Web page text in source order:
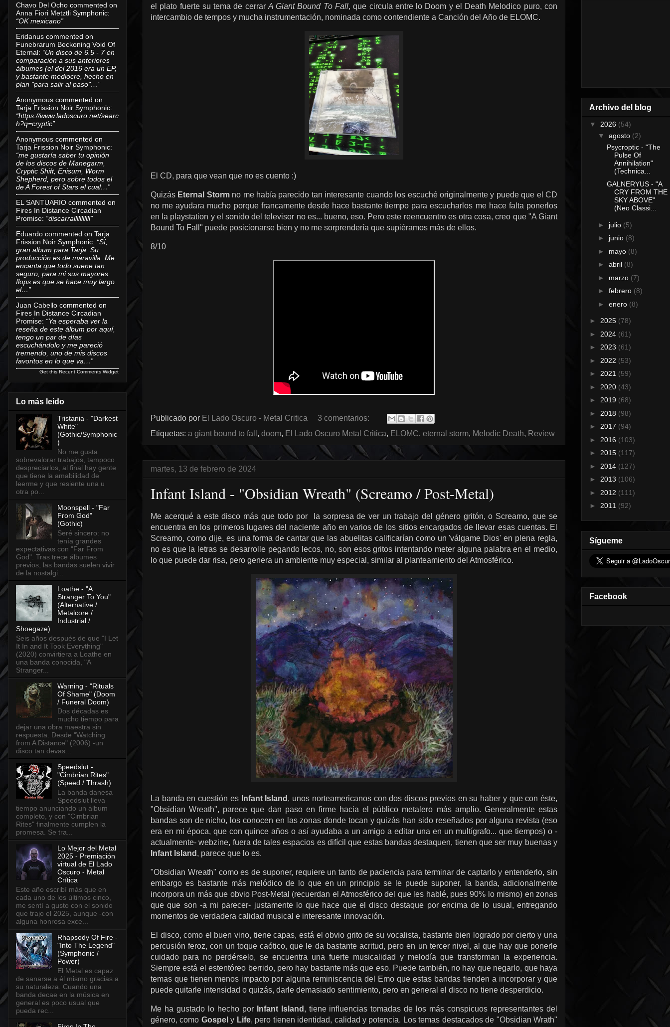
el plato fuerte su tema de cerrar A Giant Bound To Fall, que circula entre lo Doom y el Death Melodico puro, con
intercambio de tempos y mucha instrumentación, nominada como contendiente a Canción del Año de ELOMC.
El CD, para que vean que no es cuento :)
Quizás Eternal Stormno me había parecido tan interesante cuando los escuché originalmente y puede que el CD
no me ayudara mucho porque francamente desde hace bastante tiempo para escucharlos me hace falta ponerlos
en la playstation y el sonido del televisor no es... bueno, eso. Pero este reencuentro es otra cosa, creo que "A Giant
Bound To Fall" puede posicionarse bien y no me sorprendería que supiéramos más de ellos.
8/10
Publicado por El Lado Oscuro - Metal Critica
3 comentarios:
Etiquetas: a giant bound to fall , doom, El Lado Oscuro Metal Critica, ELOMC, eternal storm, Melodic Death, Review
martes, 13 de febrero de 2024
Infant Island - "Obsidian Wreath" (Screamo / Post-Metal)
Me acerqué a este disco más que todo por la sorpresa de ver un trabajo del género gritón, o Screamo, que se
encuentra en los primeros lugares del naciente año en varios de los sitios encargados de llevar esas cuentas. El
Screamo, como dije, es una forma de cantar que las abuelitas calificarían como un 'válgame Dios' en plena regla,
no es que la letras se desarrolle pegando lecos, no, son esos gritos intentando meter alguna palabra en el medio,
lo que puede dar risa, pero genera un ambiente muy especial, similar al planteamiento del Atmosférico.
La banda en cuestión es Infant Island , unos norteamericanos con dos discos previos en su haber y que con éste,
"Obsidian Wreath", parece que dan paso en firme hacia el público metalero más amplio. Generalmente estas
bandas son de nicho, los conocen en las zonas donde tocan y quizás han sido reseñados por alguna revista (eso
era en mi época, que con quince años o así ayudaba a un amigo a editar una en un multígrafo... que tiempos) o -
actualmente- webzine, fuera de tales espacios es difícil que estas bandas destaquen, tienen que ser muy buenas y
Infant Island , parece que lo es.
"Obsidian Wreath" como es de suponer, requiere un tanto de paciencia para terminar de captarlo y entenderlo, sin
embargo es bastante más melódico de lo que en un principio se le puede suponer, la banda, adicionalmente
incorpora un más que obvio Post-Metal (recuerdan el Atmosférico del que les hablé, pues 90% lo mismo) en zonas
que que son -a mi parecer- justamente lo que hace que el disco destaque por encima de lo usual, entregando
momentos de verdadera calidad musical e interesante innovación.
El disco, como el buen vino, tiene capas, está el obvio grito de su vocalista, bastante bien logrado por cierto y una
percusión feroz, con un toque caótico, que le da bastante acritud, pero en un tercer nivel, al que hay que ponerle
cuidado para no perdérselo, se encuentra una fuerte musicalidad y melodía que transforman la experiencia.
Siempre está el estentóreo berrido, pero hay bastante más que eso. Puede también, no hay que negarlo, que haya
temas que tienen menos impacto por alguna reminiscencia del Emo que estas bandas tienden a incorporar y que
puede quitarle intensidad o quizás, darle demasiado sentimiento, pero en general el disco no tiene desperdicio.
Me ha gustado lo hecho por Infant Island , tiene influencias tomadas de los más conspicuos representantes del
género, como Gospel y Life, pero tienen identidad, calidad y potencia. Los temas destacados de "Obsidian Wrath"
Chavo Del Ocho commented on
Anna Fiori Metztli Symphonic:
“OK mexicano”
Eridanus commented on
Funebrarum Beckoning Void Of
Eternal: “Un disco de 6.5 - 7 en
comparación a sus anteriores
álbumes (el del 2016 era un EP,
y bastante mediocre, hecho en
plan "para salir al paso"…”
Anonymous commented on
Tarja Frission Noir Symphonic:
“https://www.ladoscuro.net/searc
h?q=cryptic”
Anonymous commented on
Tarja Frission Noir Symphonic:
“me gustaría saber tu opinión
de los discos de Manegarm,
Cryptic Shift, Enisum, Worm
Shepherd, pero sobre todos el
de A Forest of Stars el cual…”
EL SANTUARIO commented on
Fires In Distance Circadian
Promise: “discarralllllllllll”
Eduardo commented on Tarja
Frission Noir Symphonic: “Sí,
gran album para Tarja. Su
producción es de maravilla. Me
encanta que todo suene tan
seguro, para mi sus mayores
flops es que se hace muy largo
el…”
Juan Cabello commented on
Fires In Distance Circadian
Promise: “Ya esperaba ver la
reseña de este álbum por aquí,
tengo un par de días
escuchándolo y me pareció
tremendo, uno de mis discos
favoritos en lo que va…”
Get this Recent Comments Widget
Lo más leido
Tristania - "Darkest
White"
(Gothic/Symphonic
)
No me gusta
sobrevalorar trabajos, tampoco
despreciarlos, al final hay gente
que tiene la amabilidad de
leerme y que resiente una u
otra po...
Moonspell - "Far
From God"
(Gothic)
Seré sincero: no
tenía grandes
expectativas con "Far From
God". Tras trece álbumes
previos, las bandas suelen vivir
de la nostalgi...
Loathe - "A
Stranger To You"
(Alternative /
Metalcore /
Industrial /
Shoegaze)
Seis años después de que "I Let
It In and It Took Everything"
(2020) convirtiera a Loathe en
una banda conocida, "A
Stranger...
Warning - "Rituals
Of Shame" (Doom
/ Funeral Doom)
Dos décadas es
mucho tiempo para
dejar una obra maestra sin
respuesta. Desde "Watching
from A Distance" (2006) -un
disco tan devas...
Speedslut -
"Cimbrian Rites"
(Speed / Thrash)
La banda danesa
Speedslut lleva
tiempo anunciando un álbum
completo, y con "Cimbrian
Rites" finalmente cumplen la
promesa. Se tra...
Lo Mejor del Metal
2025 - Premiación
virtual de El Lado
Oscuro - Metal
Crítica
Este año escribí más que en
cada uno de los últimos cinco,
me sentí a gusto con el sonido
que trajo el 2025, aunque -con
alguna honrosa exce...
Rhapsody Of Fire -
"Into The Legend"
(Symphonic /
Power)
El Metal es capaz
de sanarse a él mismo gracias a
su naturaleza. Cuando una
banda decae en la música en
general es poco usual que
pueda rec...
Archivo del blog
▼ 2026 (54)
▼ agosto (2)
Psycroptic - "The
Pulse Of
Annihilation"
(Technica...
GALNERYUS - "A
CRY FROM THE
SKY ABOVE"
(Neo Classi...
► julio (5)
► junio (8)
► mayo (8)
► abril (8)
► marzo (7)
► febrero (8)
► enero (8)
► 2025 (78)
► 2024 (61)
► 2023 (61)
► 2022 (53)
► 2021 (59)
► 2020 (43)
► 2019 (68)
► 2018 (98)
► 2017 (94)
► 2016 (103)
► 2015 (117)
► 2014 (127)
► 2013 (106)
► 2012 (111)
► 2011 (92)
Sígueme
Facebook